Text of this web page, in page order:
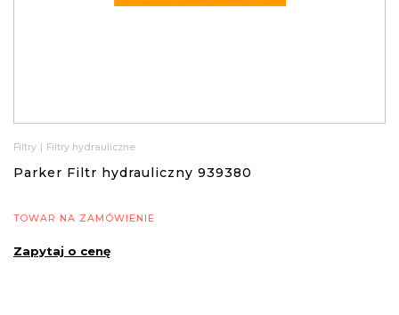
Filtry | Filtry hydrauliczne
Parker Filtr hydrauliczny 939380
TOWAR NA ZAMÓWIENIE
Zapytaj o cenę